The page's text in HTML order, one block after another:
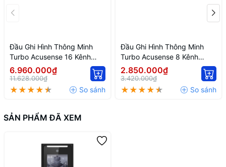
Đầu Ghi Hình Thông Minh
Turbo Acusense 16 Kênh
Hikvision IDS-7216HQHI-
M1/FA
6.960.000₫
11.628.000₫
Đầu Ghi Hình Thông Minh
Turbo Acusense 8 Kênh
Hikvision IDS-7208HQHI-
M1/FA
2.850.000₫
3.420.000₫
SẢN PHẨM ĐÃ XEM